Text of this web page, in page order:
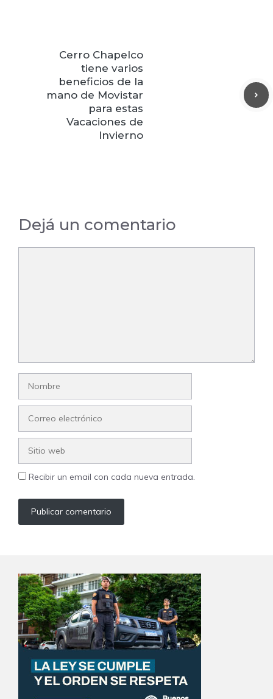
Cerro Chapelco
tiene varios
beneficios de la
mano de Movistar
para estas
Vacaciones de
Invierno
Dejá un comentario
Recibir un email con cada nueva entrada.